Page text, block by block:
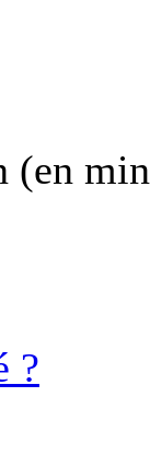
(en
?